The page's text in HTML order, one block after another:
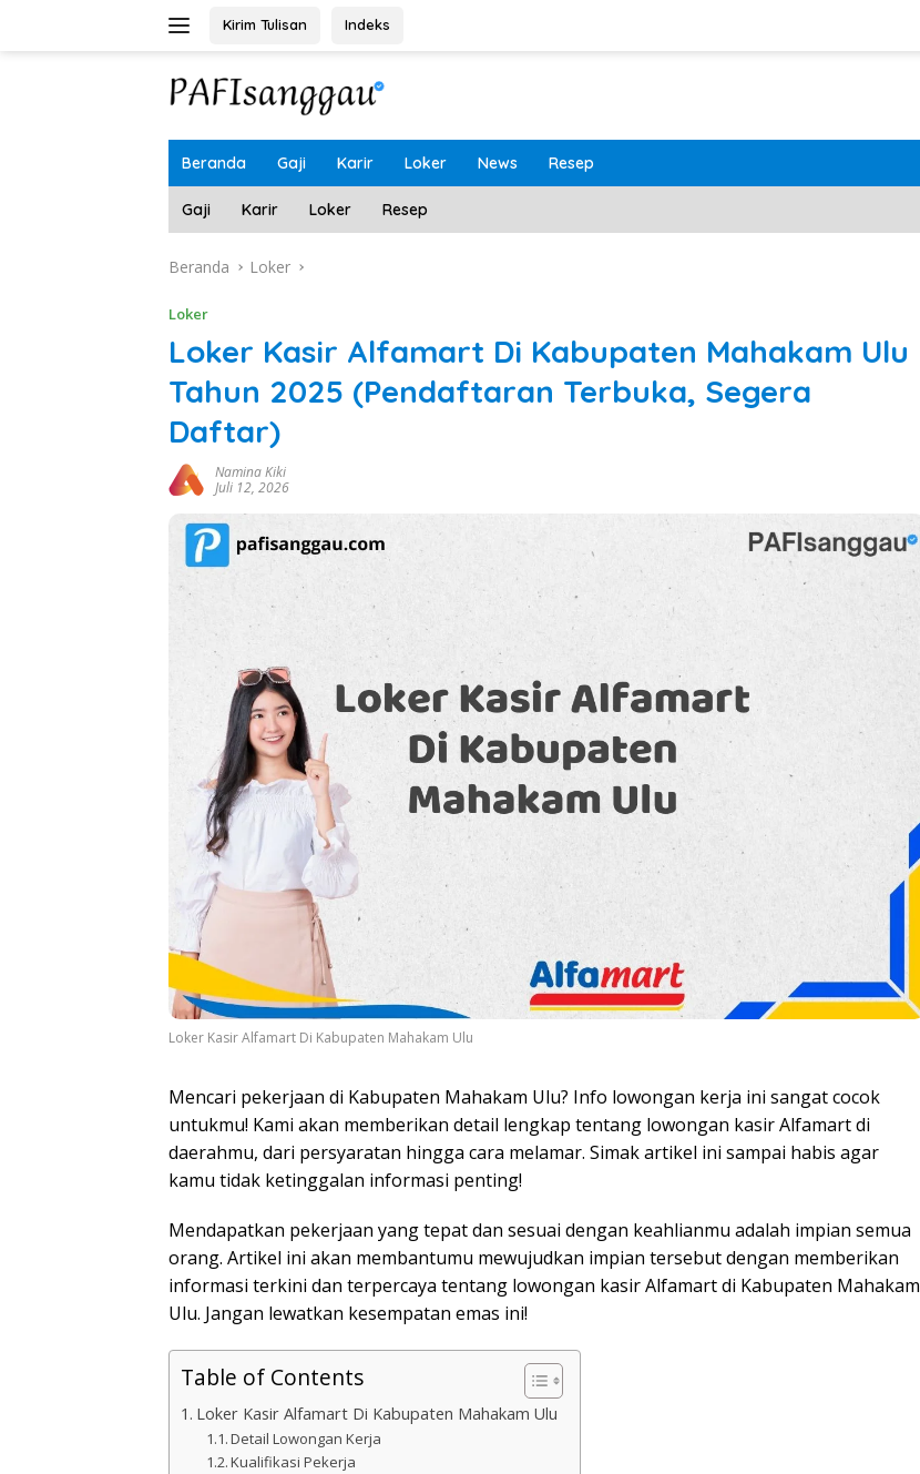
Kirim Tulisan Indeks
Beranda Gaji Karir Loker News Resep
Gaji Karir Loker Resep
Beranda Loker
Loker
Loker Kasir Alfamart Di Kabupaten Mahakam Ulu
Tahun 2025 (Pendaftaran Terbuka, Segera
Daftar)
Namina Kiki
Juli 12, 2026
Loker Kasir Alfamart Di Kabupaten Mahakam Ulu
Mencari pekerjaan di Kabupaten Mahakam Ulu? Info lowongan kerja ini sangat cocok
untukmu! Kami akan memberikan detail lengkap tentang lowongan kasir Alfamart di
daerahmu, dari persyaratan hingga cara melamar. Simak artikel ini sampai habis agar
kamu tidak ketinggalan informasi penting!
Mendapatkan pekerjaan yang tepat dan sesuai dengan keahlianmu adalah impian semua
orang. Artikel ini akan membantumu mewujudkan impian tersebut dengan memberikan
informasi terkini dan terpercaya tentang lowongan kasir Alfamart di Kabupaten Mahakam
Ulu. Jangan lewatkan kesempatan emas ini!
Table of Contents
Loker Kasir Alfamart Di Kabupaten Mahakam Ulu
Detail Lowongan Kerja
Kualifikasi Pekerja